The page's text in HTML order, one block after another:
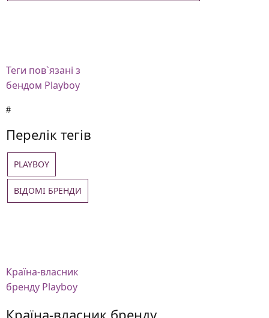
Теги пов`язані з
бендом Playboy
Перелік тегів
PLAYBOY
ВІДОМІ БРЕНДИ
Країна-власник
бренду Playboy
Країна-власник бренду